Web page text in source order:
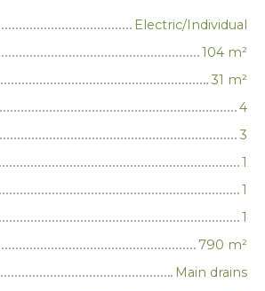
Electric/Individual
104 m²
31 m²
4
3
1
1
1
790 m²
Main drains